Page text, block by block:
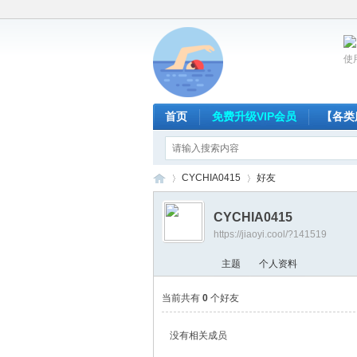
使
首页 免费升级VIP会员 【各
›
CYCHIA0415 好友
CYCHIA0415
https://jiaoyi.cool/?141519
主题 个人资料
当前共有 0 个好友
没有相关成员